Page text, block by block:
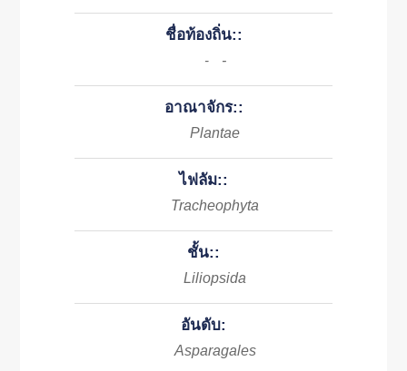
ชื่อท้องถิ่น::
- -
อาณาจักร::
Plantae
ไฟลัม::
Tracheophyta
ชั้น::
Liliopsida
อันดับ:
Asparagales